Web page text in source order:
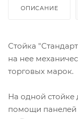
ОПИСАНИЕ
Стойка
на нее
торговых марок.
На одной стойке
помощи панелей